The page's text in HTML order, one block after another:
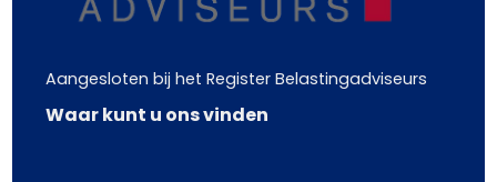
Aangesloten bij het Register Belastingadviseurs
Waar kunt u ons vinden